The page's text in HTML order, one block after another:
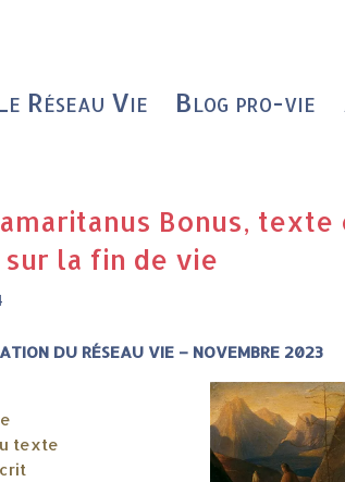
Réseau Vie Blog pro-vie
Bonus,
la fin de vie
DU RÉSEAU VIE – NOVEMBRE 2023
texte